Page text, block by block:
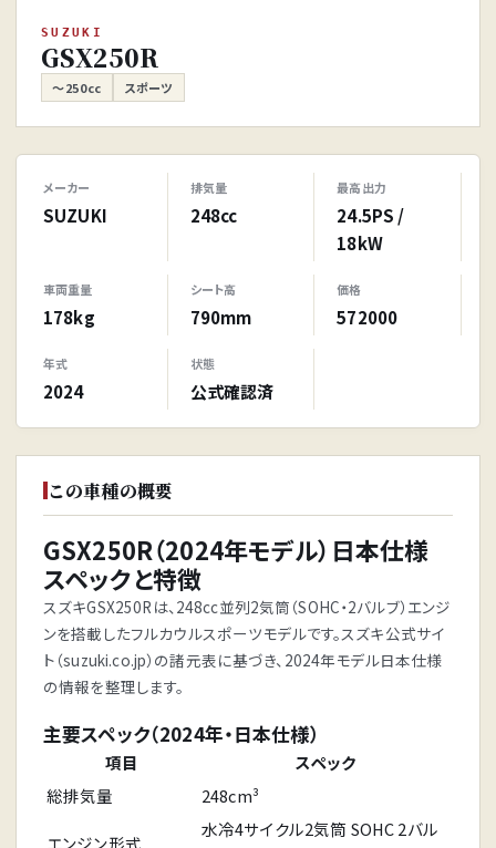
SUZUKI
GSX250R
～250cc スポーツ
メーカー
SUZUKI
排気量
248cc
最高出力
24.5PS /
18kW
車両重量
178kg
シート高
790mm
価格
572000
年式
2024
状態
公式確認済
この車種の概要
GSX250R（2024年モデル）日本仕様
スペックと特徴
スズキGSX250Rは、248cc並列2気筒（SOHC・2バルブ）エンジ
ンを搭載したフルカウルスポーツモデルです。スズキ公式サイ
ト（suzuki.co.jp）の諸元表に基づき、2024年モデル日本仕様
の情報を整理します。
主要スペック（2024年・日本仕様）
項目
スペック
総排気量
248cm³
エンジン形式
水冷4サイクル2気筒 SOHC 2バル